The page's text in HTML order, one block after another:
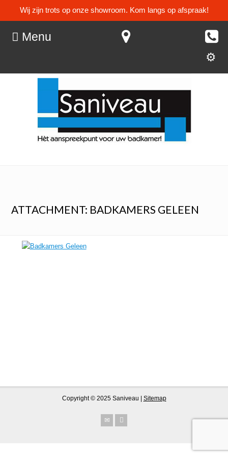
Wij zijn trots op onze showroom. Kom langs op afspraak!
Menu
ATTACHMENT: BADKAMERS GELEEN
Copyright © 2025 Saniveau | Sitemap